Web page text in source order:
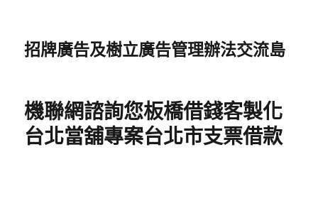
招牌廣告及樹立廣告管理辦法交流島
機聯網諮詢您板橋借錢客製化
台北當舖專案台北市支票借款